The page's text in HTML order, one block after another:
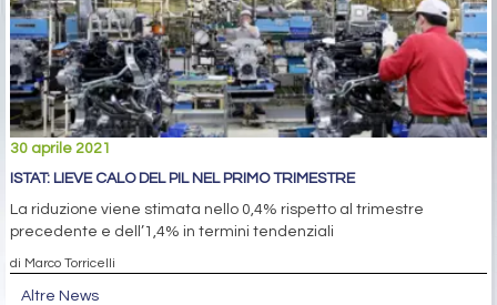
30 aprile 2021
ISTAT: LIEVE CALO DEL PIL NEL PRIMO TRIMESTRE
La riduzione viene stimata nello 0,4% rispetto al trimestre
precedente e dell’1,4% in termini tendenziali
di Marco Torricelli
Altre News